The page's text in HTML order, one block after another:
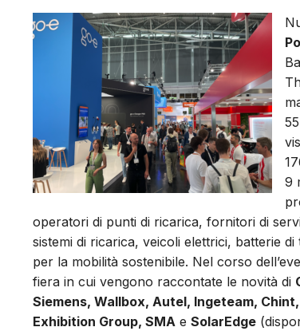
9
operatori di punti di ricarica, fornitori di
sistemi di ricarica, veicoli elettrici, batterie
per la mobilità sostenibile. Nel corso
fiera in cui vengono raccontate le novità di
Siemens, Wallbox, Autel, Ingeteam,
Exhibition Group, SMA e SolarEdge